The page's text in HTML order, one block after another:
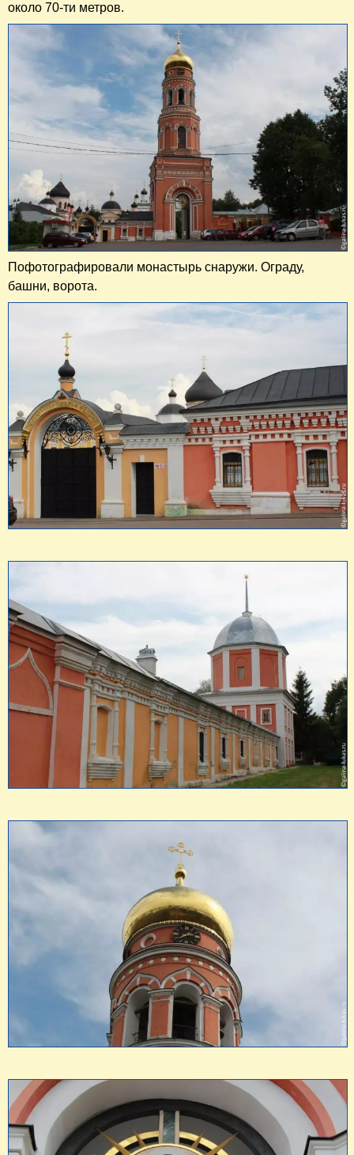
около 70-ти метров.
Пофотографировали монастырь снаружи. Ограду,
башни, ворота.